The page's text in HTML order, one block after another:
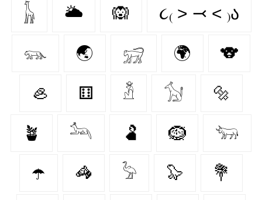
𓃱 🌥️ 🙉 ૮₍ ˃ ⤙ ˂ ₎ა
𓃮 🌏 𓃸 🌍 🐨
🦪 ⚅ 𓁳 𓃩 🔩
🪴 𓃢 🫃 🪹 𓃓
☂️ 🦓 𓅦 🦭 💐